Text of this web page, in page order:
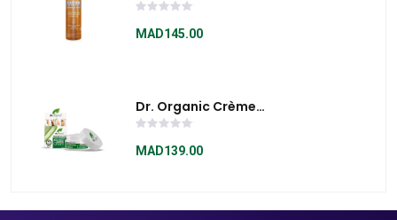
Multi-Usages -
Visage - Corps -
MAD145.00
Dr. Organic Crème
Concentrée À L'aloe
Vera 50 Ml
MAD139.00